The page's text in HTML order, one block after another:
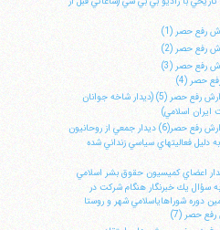
«10» گزارش رفع حصر (5) (ديدار شاخه جوانان
ايران اسلامي)
«11» گزارش رفع حصر(6) ديدار جمعي از روحانيون
دليل فعاليتهاي سياسي زنداني شده
به سؤال يك خبرنگار هنگام شركت در
دوره شوراهاياسلامي شهر و روستا